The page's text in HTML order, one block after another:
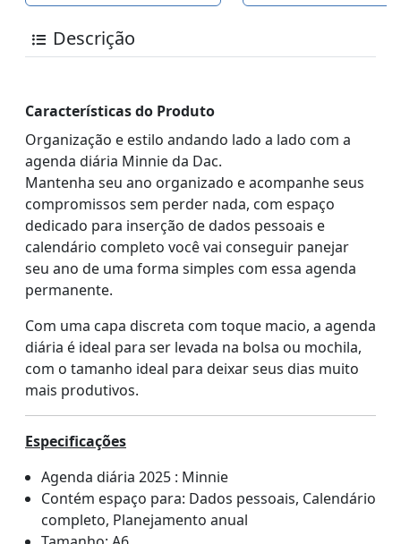
Descrição
Características do Produto
Organização e estilo andando lado a lado com a
agenda diária Minnie da Dac.
Mantenha seu ano organizado e acompanhe seus
compromissos sem perder nada, com espaço
dedicado para inserção de dados pessoais e
calendário completo você vai conseguir panejar
seu ano de uma forma simples com essa agenda
permanente.
Com uma capa discreta com toque macio, a agenda
diária é ideal para ser levada na bolsa ou mochila,
com o tamanho ideal para deixar seus dias muito
mais produtivos.
Especificações
Agenda diária 2025 : Minnie
Contém espaço para: Dados pessoais, Calendário
completo, Planejamento anual